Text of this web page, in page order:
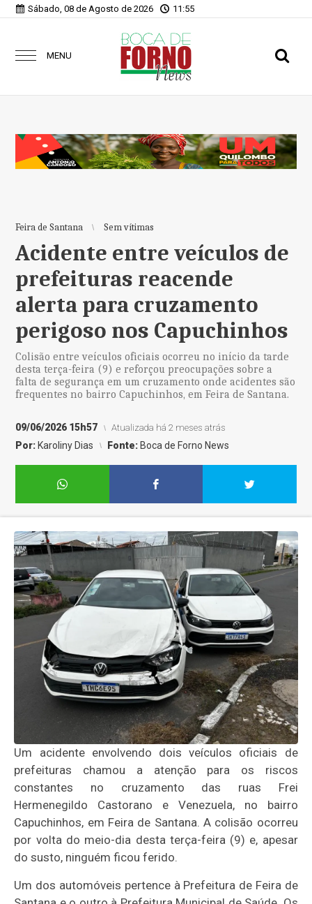
Sábado, 08 de Agosto de 2026 11:55
MENU
Feira de Santana Sem vítimas
Acidente entre veículos de
prefeituras reacende
alerta para cruzamento
perigoso nos Capuchinhos
Colisão entre veículos oficiais ocorreu no início da tarde
desta terça-feira (9) e reforçou preocupações sobre a
falta de segurança em um cruzamento onde acidentes são
frequentes no bairro Capuchinhos, em Feira de Santana.
09/06/2026 15h57 Atualizada há 2 meses atrás
Por: Karoliny Dias Fonte: Boca de Forno News
Um acidente envolvendo dois veículos oficiais de
prefeituras chamou a atenção para os riscos
constantes no cruzamento das ruas Frei
Hermenegildo Castorano e Venezuela, no bairro
Capuchinhos, em Feira de Santana. A colisão ocorreu
por volta do meio-dia desta terça-feira (9) e, apesar
do susto, ninguém ficou ferido.
Um dos automóveis pertence à Prefeitura de Feira de